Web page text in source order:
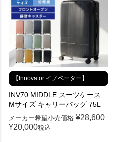
【Innovator イノベーター】
INV70 MIDDLE スーツケース
Mサイズ キャリーバッグ 75L
メーカー希望小売価格 ¥28,600
¥20,000税込